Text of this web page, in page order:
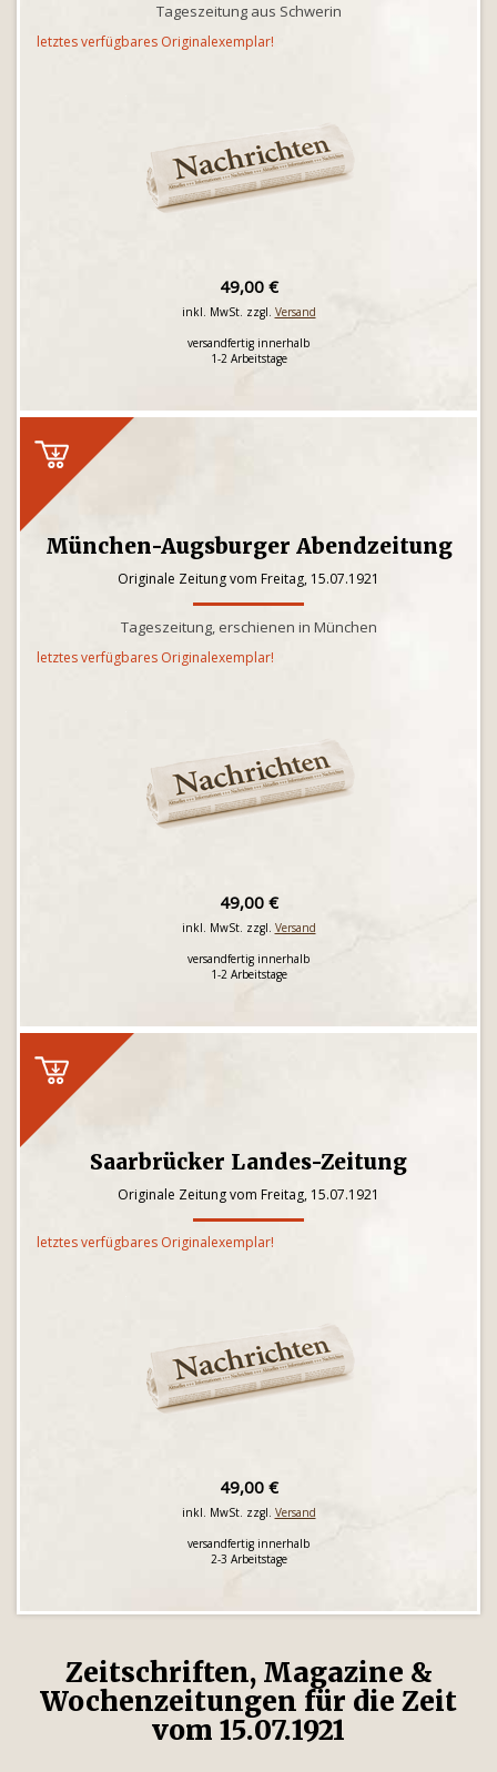
Tageszeitung aus Schwerin
letztes verfügbares Originalexemplar!
49,00 €
inkl. MwSt. zzgl. Versand
versandfertig innerhalb
1-2 Arbeitstage
München-Augsburger Abendzeitung
Originale Zeitung vom Freitag, 15.07.1921
Tageszeitung, erschienen in München
letztes verfügbares Originalexemplar!
49,00 €
inkl. MwSt. zzgl. Versand
versandfertig innerhalb
1-2 Arbeitstage
Saarbrücker Landes-Zeitung
Originale Zeitung vom Freitag, 15.07.1921
letztes verfügbares Originalexemplar!
49,00 €
inkl. MwSt. zzgl. Versand
versandfertig innerhalb
2-3 Arbeitstage
Zeitschriften, Magazine &
Wochenzeitungen für die Zeit
vom 15.07.1921